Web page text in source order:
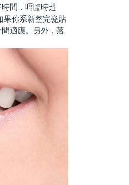
間，唔臨時趕
果你系新整完瓷貼
適應。另外，落